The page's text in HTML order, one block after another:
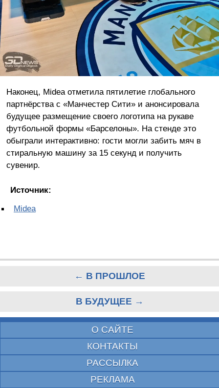
Наконец, Midea отметила пятилетие глобального
партнёрства с «Манчестер Сити» и анонсировала
будущее размещение своего логотипа на рукаве
футбольной формы «Барселоны». На стенде это
обыграли интерактивно: гости могли забить мяч в
стиральную машину за 15 секунд и получить
сувенир.
Источник:
Midea
← В ПРОШЛОЕ
В БУДУЩЕЕ →
О САЙТЕ
КОНТАКТЫ
РАССЫЛКА
РЕКЛАМА